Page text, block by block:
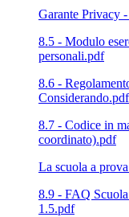
Garante Privacy
8.5 - Modulo
personali.pdf
8.6 -
Considerando.pdf
8.7 - Codice in
coordinato).pdf
La scuola a
8.9 - FAQ
1.5.pdf